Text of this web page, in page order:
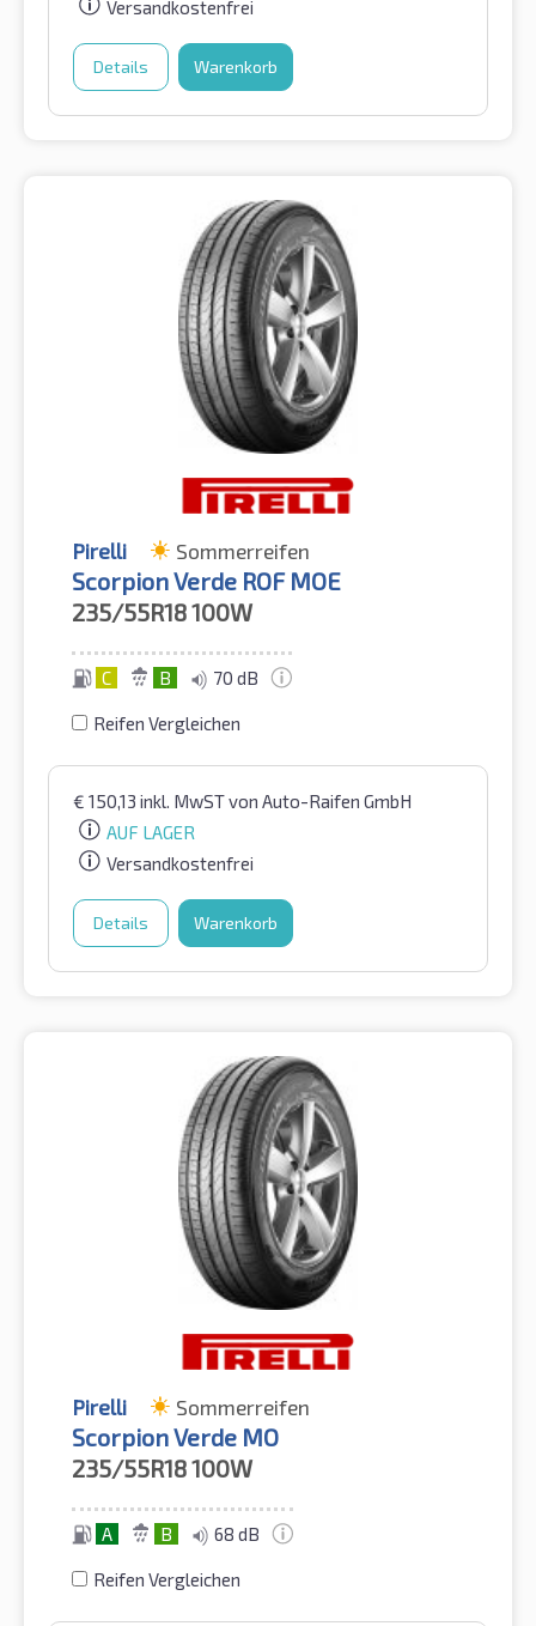
Versandkostenfrei
Details Warenkorb
Pirelli Sommerreifen
Scorpion Verde ROF MOE
235/55R18100W
C B 70 dB
Reifen Vergleichen
€ 150,13 inkl. MwSTvon Auto-Raifen GmbH
AUF LAGER
Versandkostenfrei
Details Warenkorb
Pirelli Sommerreifen
Scorpion Verde MO
235/55R18100W
A B 68 dB
Reifen Vergleichen